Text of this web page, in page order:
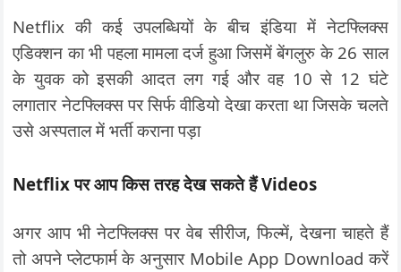
Netflix की कई उपलब्धियों के बीच इंडिया में नेटफ्लिक्स
एडिक्शन का भी पहला मामला दर्ज हुआ जिसमें बेंगलुरु के 26 साल
के युवक को इसकी आदत लग गई और वह 10 से 12 घंटे
लगातार नेटफ्लिक्स पर सिर्फ वीडियो देखा करता था जिसके चलते
उसे अस्पताल में भर्ती कराना पड़ा
Netflix पर आप किस तरह देख सकते हैं Videos
अगर आप भी नेटफ्लिक्स पर वेब सीरीज, फिल्में, देखना चाहते हैं
तो अपने प्लेटफार्म के अनुसार Mobile App Download करें